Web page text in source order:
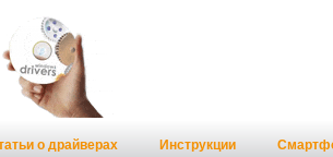
о драйверах Инструкции